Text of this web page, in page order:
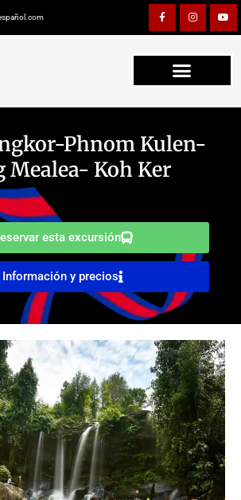
F
a
e
o
-
I
n
t
g
m
Y
o
t
b
Phnom Kulen-
Mealea- Koh Ker
esta excursión
Información y precios